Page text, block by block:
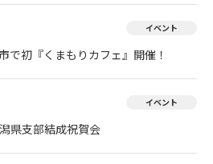
イベント
で初『くまもりカフェ』開催！
イベント
県支部結成祝賀会